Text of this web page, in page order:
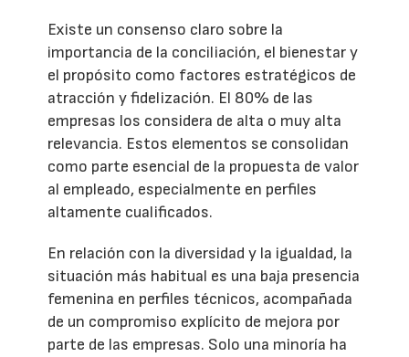
Existe un consenso claro sobre la
importancia de la conciliación, el bienestar y
el propósito como factores estratégicos de
atracción y fidelización. El 80% de las
empresas los considera de alta o muy alta
relevancia. Estos elementos se consolidan
como parte esencial de la propuesta de valor
al empleado, especialmente en perfiles
altamente cualificados.
En relación con la diversidad y la igualdad, la
situación más habitual es una baja presencia
femenina en perfiles técnicos, acompañada
de un compromiso explícito de mejora por
parte de las empresas. Solo una minoría ha